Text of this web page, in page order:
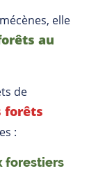
elle
au
de
forêts
:
forestiers